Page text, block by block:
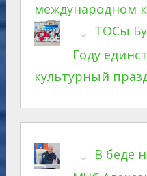
международном
ТОСы
Году
культурный
В беде